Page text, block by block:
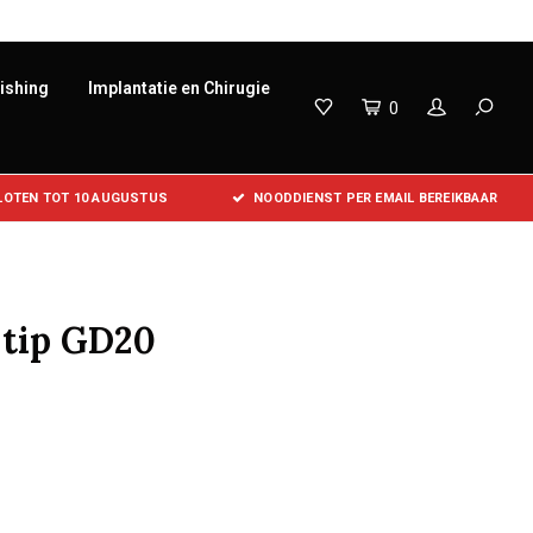
Implantatie en Chirugie
0
TOT 10 AUGUSTUS NOODDIENST PER EMAIL BEREIKBAAR
GD20